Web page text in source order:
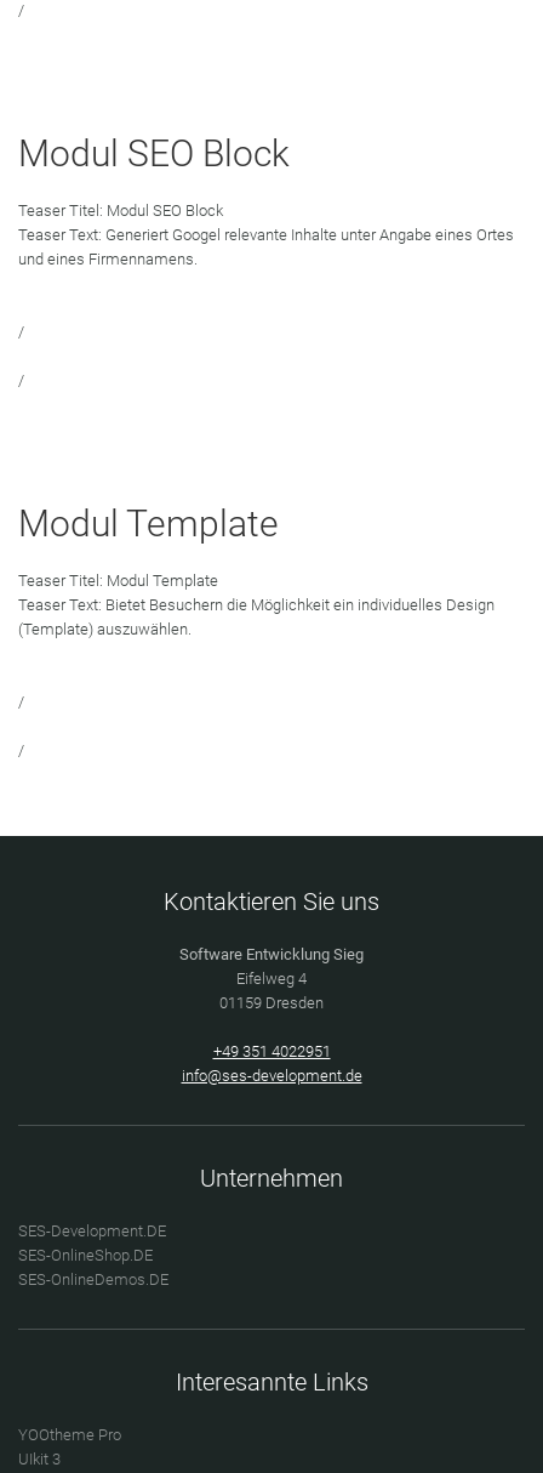
/
Modul SEO Block
Teaser Titel: Modul SEO Block
Teaser Text: Generiert Googel relevante Inhalte unter Angabe eines Ortes
und eines Firmennamens.
/
/
Modul Template
Teaser Titel: Modul Template
Teaser Text: Bietet Besuchern die Möglichkeit ein individuelles Design
(Template) auszuwählen.
/
/
Kontaktieren Sie uns
Software Entwicklung Sieg
Eifelweg 4
01159 Dresden
+49 351 4022951
info@ses-development.de
Unternehmen
SES-Development.DE
SES-OnlineShop.DE
SES-OnlineDemos.DE
Interesannte Links
YOOtheme Pro
UIkit 3